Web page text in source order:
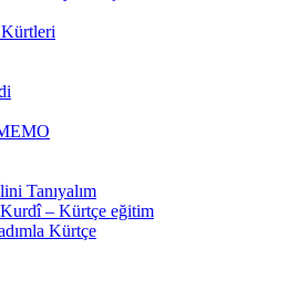
Tanıyalım
– Kürtçe eğitim
Kürtçe